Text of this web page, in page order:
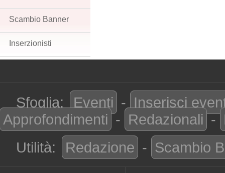
Scambio Banner
Inserzionisti
Sfoglia: Eventi - Inserisci
Approfondimenti - Redazionali -
Utilità:
Redazione - Scambio